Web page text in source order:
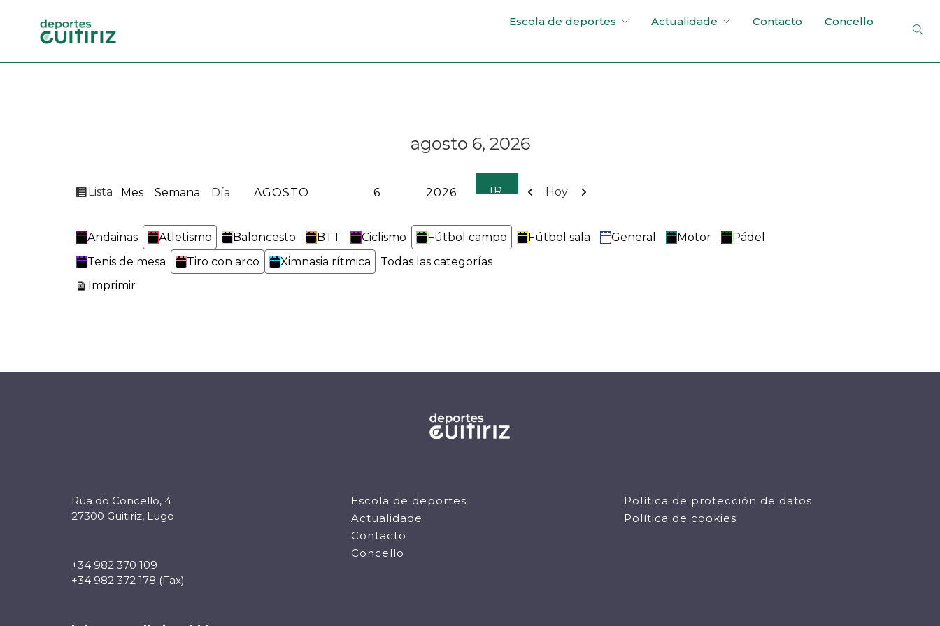
Escola de deportes Actualidade Contacto Concello
agosto 6, 2026
Ver
Lista Mes Semana Día MES
DÍA
AÑO
Anterior
Hoy Siguiente
Categorías
Andainas Atletismo Baloncesto BTT Ciclismo Fútbol campo Fútbol sala General Motor
Pádel
Tenis de mesa
Tiro con arco Ximnasia rítmica
Todas las categorías
ImprimirVistas
Rúa do Concello, 4
27300 Guitiriz, Lugo
+34 982 370 109
+34 982 372 178 (Fax)
Escola de deportes
Actualidade
Contacto
Concello
Política de protección de datos
Política de cookies